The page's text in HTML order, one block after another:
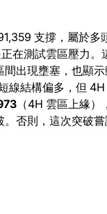
支撐，屬於多
在測試雲區壓力。
出現壅塞，也顯示
線結構偏多，但
（4H 雲區上緣）
否則，這次突破